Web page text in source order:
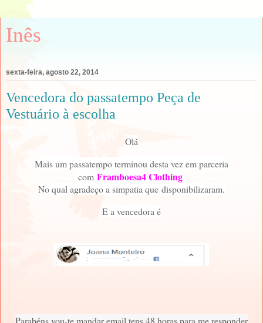
Inês
sexta-feira, agosto 22, 2014
Vencedora do passatempo Peça de
Vestuário à escolha
Olá
Mais um passatempo terminou desta vez em parceria
com Framboesa4 Clothing
No qual agradeço a simpatia que disponibilizaram.
E a vencedora é
Parabéns vou-te mandar email tens 48 horas para me responder